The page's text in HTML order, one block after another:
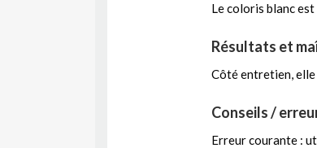
Le coloris blanc
Résultats et
Côté entretien, elle
Conseils /
Erreur courante :